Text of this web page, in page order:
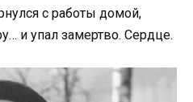
с работы домой,
и упал замертво. Сердце.